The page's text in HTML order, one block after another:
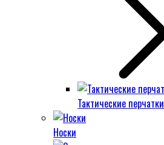
Тактические перчатки
Носки